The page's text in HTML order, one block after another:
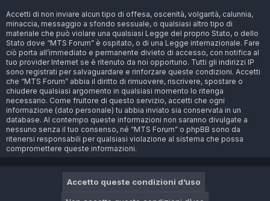
Accetti di non inviare alcun tipo di offesa, oscenità, volgarità, calunnia,
minaccia, messaggio a sfondo sessuale, o qualsiasi altro tipo di
materiale che può violare una qualsiasi Legge del proprio Stato, o dello
Stato dove “MTS Forum” è ospitato, o di una Legge internazionale. Fare
ciò porta all’immediato e permanente divieto di accesso, con notifica al
tuo provider Internet se è ritenuto da noi opportuno. Tutti gli indirizzi IP
sono registrati per salvaguardare e rinforzare queste condizioni. Accetti
che “MTS Forum” abbia il diritto di rimuovere, riscrivere, spostare o
chiudere qualsiasi argomento in qualsiasi momento lo ritenga
necessario. Come fruitore di questo servizio, accetti che ogni
informazione (dato personale) tu abbia inviato sia conservata in un
database. Al contempo queste informazioni non saranno divulgate a
nessuno senza il tuo consenso, né “MTS Forum” o phpBB sono da
ritenersi responsabili per qualsiasi violazione al sistema che possa
compromettere queste informazioni.